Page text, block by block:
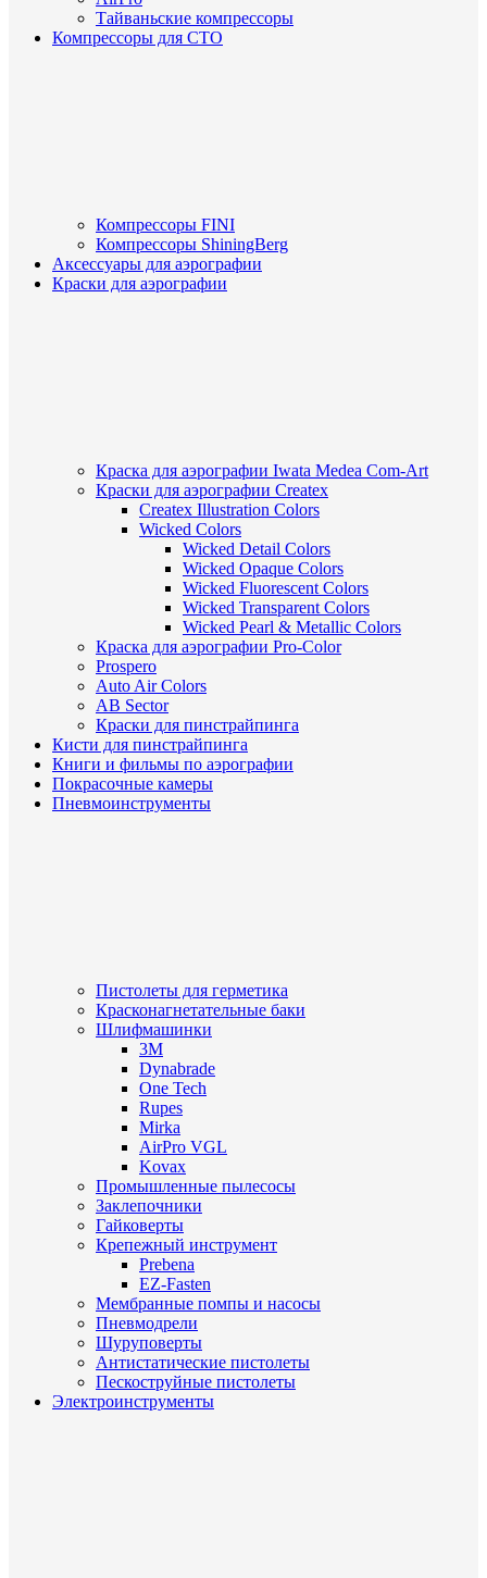
Тайваньские компрессоры
Компрессоры для СТО
Компрессоры FINI
Компрессоры ShiningBerg
Аксессуары для аэрографии
Краски для аэрографии
Краска для аэрографии Iwata Medea Com-Art
Краски для аэрографии Createx
Createx Illustration Colors
Wicked Colors
Wicked Detail Colors
Wicked Opaque Colors
Wicked Fluorescent Colors
Wicked Transparent Colors
Wicked Pearl & Metallic Colors
Краска для аэрографии Pro-Color
Prospero
Auto Air Colors
AB Sector
Краски для пинстрайпинга
Кисти для пинстрайпинга
Книги и фильмы по аэрографии
Покрасочные камеры
Пневмоинструменты
Пистолеты для герметика
Красконагнетательные баки
Шлифмашинки
3M
Dynabrade
One Tech
Rupes
Mirka
AirPro VGL
Kovax
Промышленные пылесосы
Заклепочники
Гайковерты
Крепежный инструмент
Prebena
EZ-Fasten
Мембранные помпы и насосы
Пневмодрели
Шуруповерты
Антистатические пистолеты
Пескоструйные пистолеты
Электроинструменты